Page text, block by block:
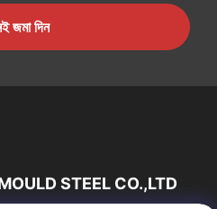
জমা দিন
STEEL CO.,LTD